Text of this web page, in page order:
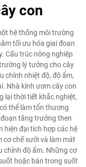
con
hệ thống môi trường
tối ưu hóa giai đoạn
Cấu trúc nông nghiệp
lý tưởng cho cây
chỉnh nhiệt độ, độ ẩm,
Nhà kính ươm cây con
lại thời tiết khắc nghiệt,
thể làm tổn thương
tăng trưởng then
hiện đại tích hợp các hệ
cơ chế sưởi và làm mát
chỉnh độ ẩm. Những cơ
hoặc bán trong suốt